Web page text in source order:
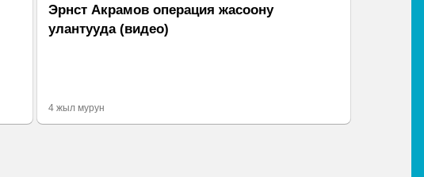
Эрнст Акрамов операция жасоону
улантууда (видео)
4 жыл мурун